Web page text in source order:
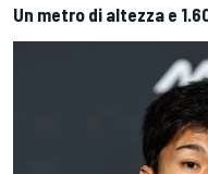
Un metro di altezza e